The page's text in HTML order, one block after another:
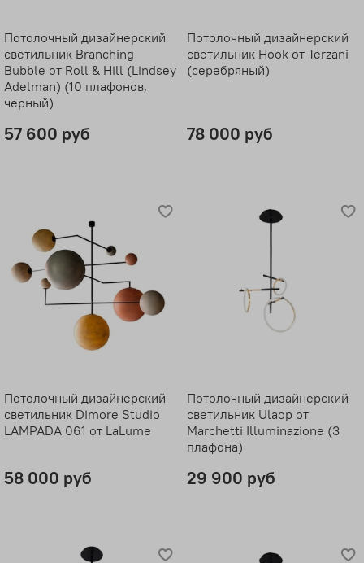
Потолочный дизайнерский
светильник Branching
Bubble от Roll & Hill (Lindsey
Adelman) (10 плафонов,
черный)
57 600 руб
Потолочный дизайнерский
светильник Hook от Terzani
(серебряный)
78 000 руб
Потолочный дизайнерский
светильник Dimore Studio
LAMPADA 061 от LaLume
58 000 руб
Потолочный дизайнерский
светильник Ulaop от
Marchetti Illuminazione (3
плафона)
29 900 руб